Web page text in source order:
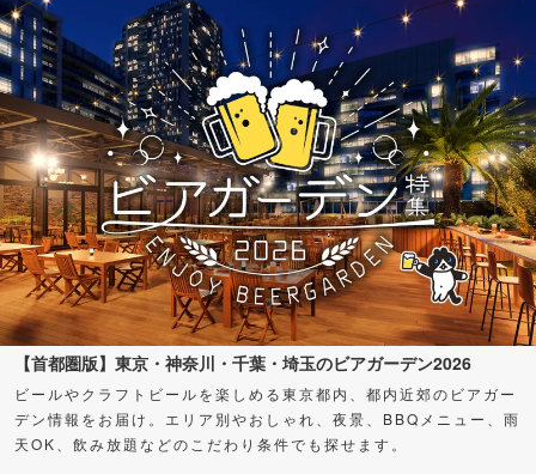
【首都圏版】東京・神奈川・千葉・埼玉のビアガーデン2026
ビールやクラフトビールを楽しめる東京都内、都内近郊のビアガー
デン情報をお届け。エリア別やおしゃれ、夜景、BBQメニュー、雨
天OK、飲み放題などのこだわり条件でも探せます。